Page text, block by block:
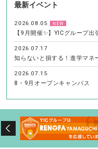
最新イベント
2026.08.05 NEW
【9月開催✨】YICグループ
2026.07.17
知らないと損する！進学マネ
2026.07.15
8・9月オープンキャンパス